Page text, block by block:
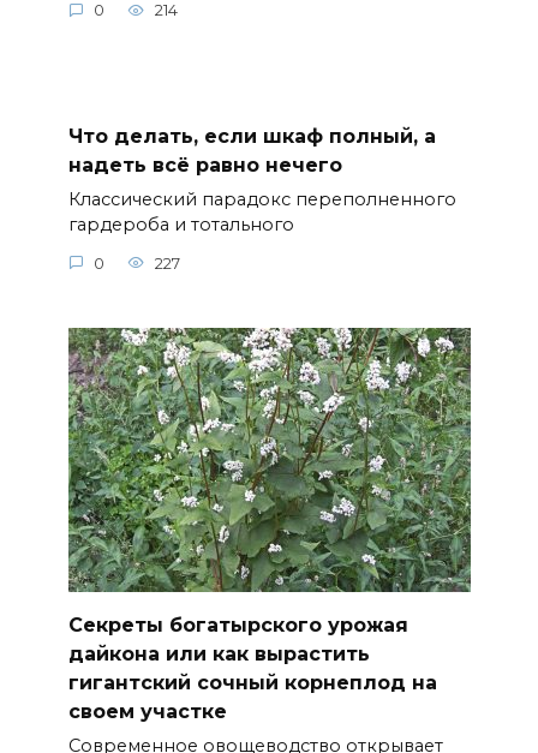
0 214
Что делать, если шкаф полный, а
надеть всё равно нечего
Классический парадокс переполненного
гардероба и тотального
0 227
Секреты богатырского урожая
дайкона или как вырастить
гигантский сочный корнеплод на
своем участке
Современное овощеводство открывает